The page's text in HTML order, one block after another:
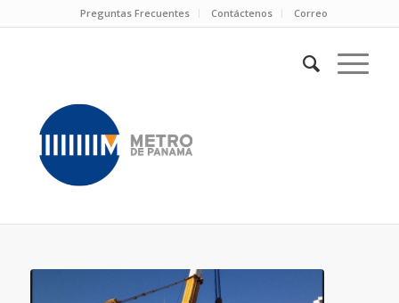
Preguntas Frecuentes Contáctenos Correo